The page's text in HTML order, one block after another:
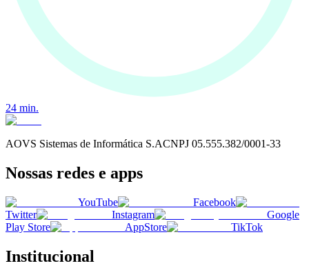
24 min.
AOVS Sistemas de Informática S.ACNPJ 05.555.382/0001-33
Nossas redes e apps
YouTube
Facebook
Twitter
Instagram
Google
Play Store
AppStore TikTok
Institucional